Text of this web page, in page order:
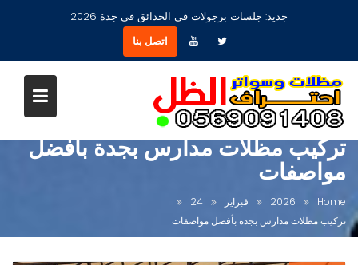
جديد: جلسات برجولات في الحدائق في جدة 2026
اتصل بنا
تركيب مظلات مدارس بجدة بأفضل
مواصفات
Home
2026 فبراير
24
تركيب مظلات مدارس بجدة بأفضل مواصفات